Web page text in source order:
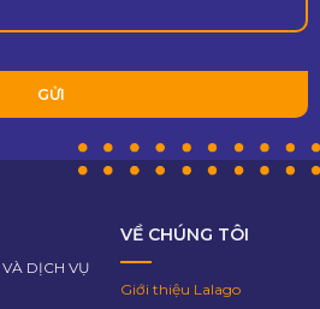
DỊCH VỤ
VỀ CHÚNG TÔI
Giới thiệu Lalago